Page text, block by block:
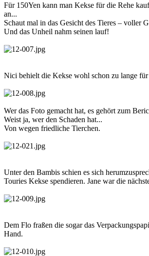
Für 150Yen kann man Kekse für die Rehe
an...
Schaut mal in das Gesicht des Tieres – voller
Und das Unheil nahm seinen lauf!
Nici behielt die Kekse wohl schon zu lange für
Wer das Foto gemacht hat, es gehört zum
Weist ja, wer den Schaden hat...
Von wegen friedliche Tierchen.
Unter den Bambis schien es sich
Touries Kekse spendieren. Jane war die
Dem Flo fraßen die sogar das
Hand.